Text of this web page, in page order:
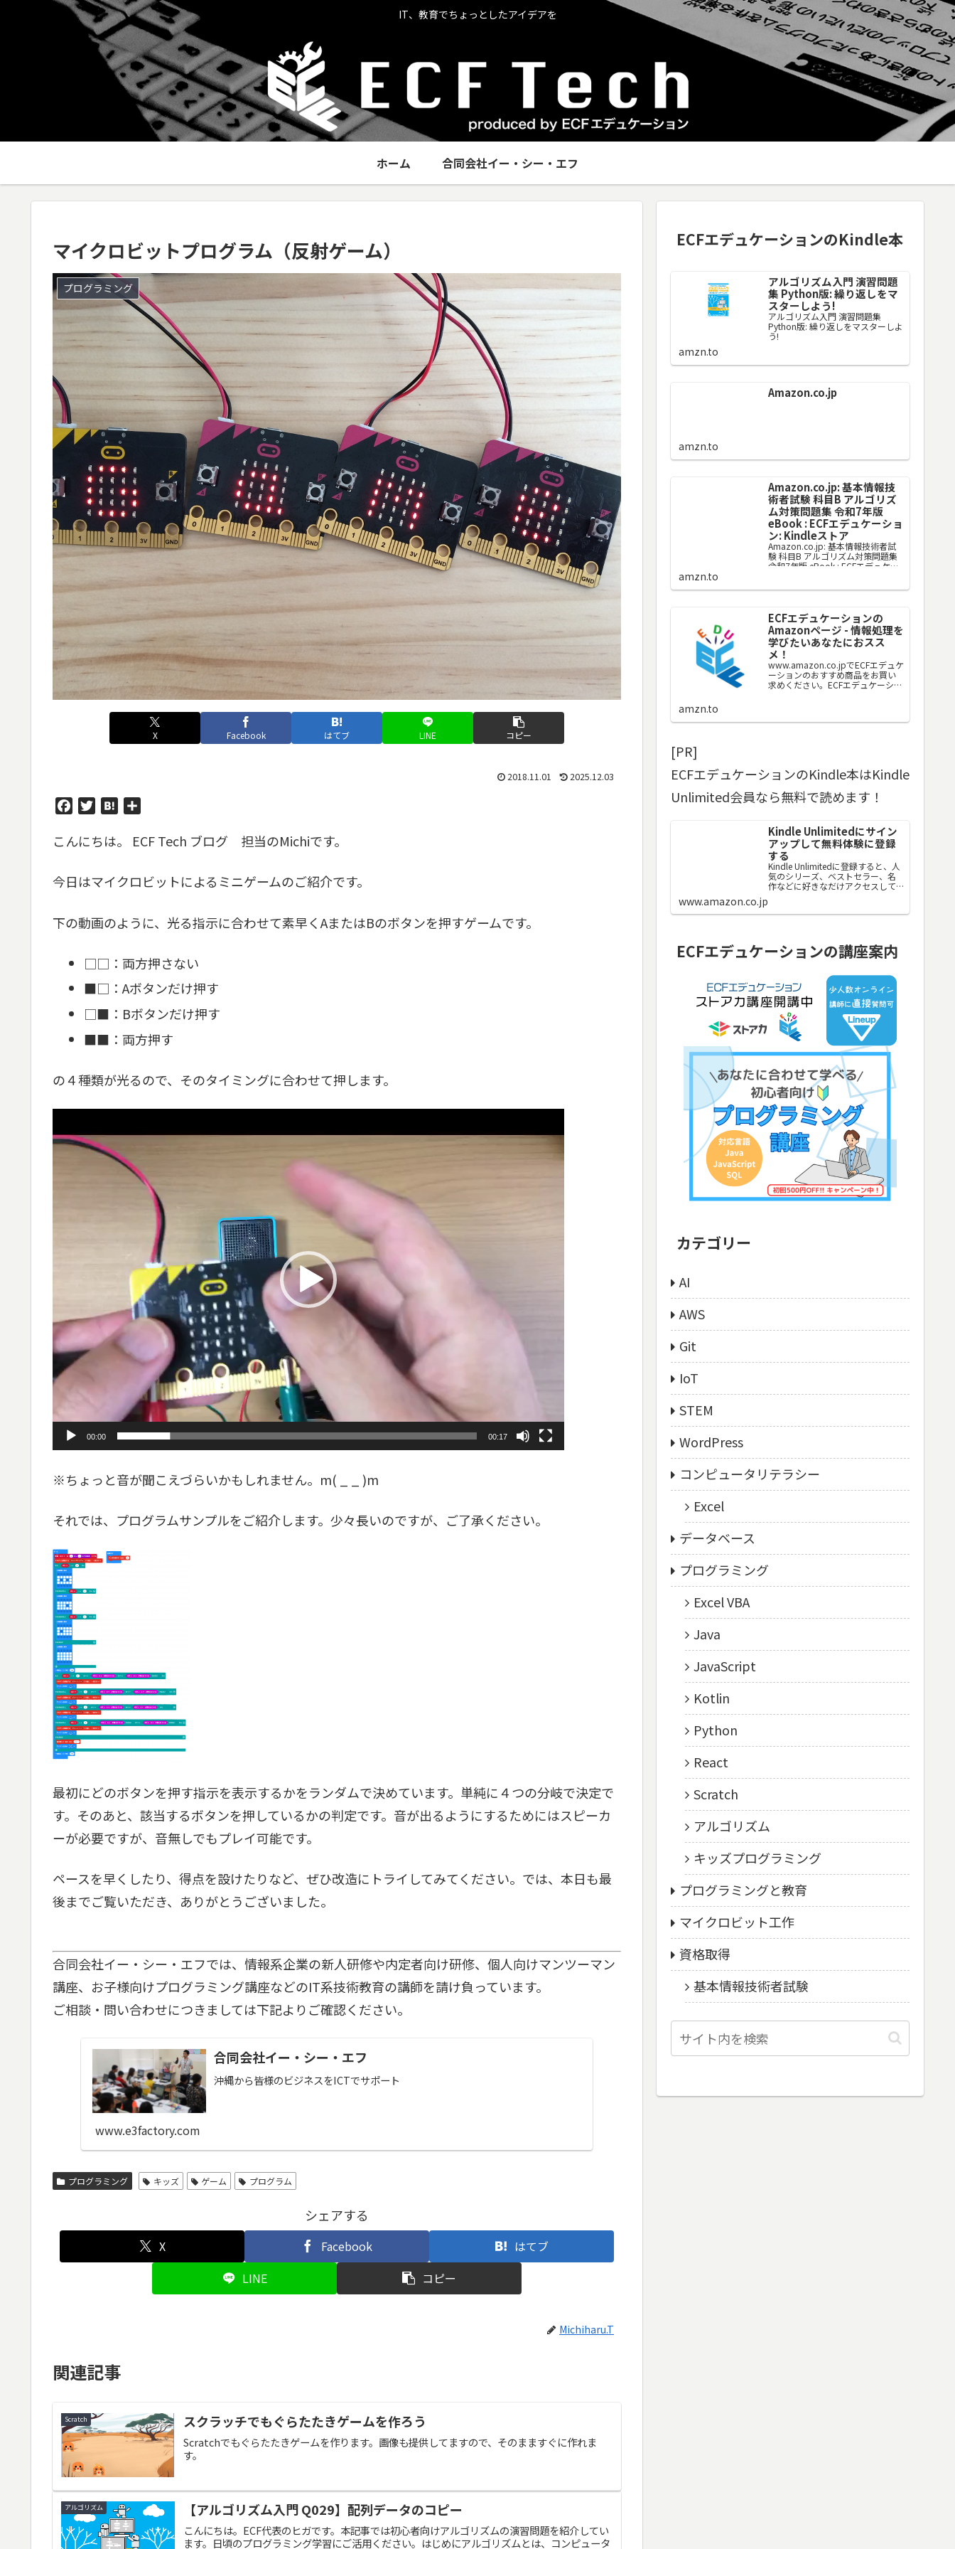
IT、教育でちょっとしたアイデアを
ホーム 合同会社イー・シー・エフ
マイクロビットプログラム（反射ゲーム）
プログラミング
X Facebook はてブ LINE コピー
2018.11.01 2025.12.03
c
b
o
k
i
t
e
t
n
a
こんにちは。 ECF Tech ブログ 担当のMichiです。
今日はマイクロビットによるミニゲームのご紹介です。
下の動画のように、光る指示に合わせて素早くAまたはBのボタンを押すゲームです。
□□：両方押さない
■□：Aボタンだけ押す
□■：Bボタンだけ押す
■■：両方押す
の４種類が光るので、そのタイミングに合わせて押します。
画
00:00 00:17
※ちょっと音が聞こえづらいかもしれません。m( _ _ )m
それでは、プログラムサンプルをご紹介します。少々長いのですが、ご了承ください。
最初にどのボタンを押す指示を表示するかをランダムで決めています。単純に４つの分岐で決定で
す。そのあと、該当するボタンを押しているかの判定です。音が出るようにするためにはスピーカ
ーが必要ですが、音無しでもプレイ可能です。
ペースを早くしたり、得点を設けたりなど、ぜひ改造にトライしてみてください。では、本日も最
後までご覧いただき、ありがとうございました。
合同会社イー・シー・エフでは、情報系企業の新人研修や内定者向け研修、個人向けマンツーマン
講座、お子様向けプログラミング講座などのIT系技術教育の講師を請け負っています。
ご相談・問い合わせにつきましては下記よりご確認ください。
合同会社イー・シー・エフ
沖縄から皆様のビジネスをICTでサポート
www.e3factory.com
プログラミング キッズ ゲーム プログラム
シェアする
X Facebook
はてブ
LINE
コピー
Michiharu.T
関連記事
Scratch スクラッチでもぐらたたきゲームを作ろう
Scratchでもぐらたたきゲームを作ります。画像も提供してますので、そのまますぐに作れま
す。
アルゴリズム 【アルゴリズム入門 Q029】配列データのコピー
こんにちは。ECF代表のヒガです。本記事では初心者向けアルゴリズムの演習問題を紹介してい
ます。日頃のプログラミング学習にご活用ください。はじめにアルゴリズムとは、コンピュータ
ECFエデュケーションのKindle本
アルゴリズム入門 演習問題
集 Python版: 繰り返しをマ
スターしよう!
アルゴリズム入門 演習問題集
Python版: 繰り返しをマスターしよ
う!
amzn.to
Amazon.co.jp
amzn.to
Amazon.co.jp: 基本情報技
術者試験 科目B アルゴリズ
ム対策問題集 令和7年版
eBook : ECFエデュケーショ
ン: Kindleストア
Amazon.co.jp: 基本情報技術者試
験 科目B アルゴリズム対策問題集
令和7年版 eBook : ECFエデュケー
amzn.to
ECFエデュケーションの
Amazonページ - 情報処理を
学びたいあなたにおスス
メ！
www.amazon.co.jpでECFエデュケ
ーションのおすすめ商品をお買い
求めください。ECFエデュケーショ
amzn.to
[PR]
ECFエデュケーションのKindle本はKindle
Unlimited会員なら無料で読めます！
Kindle Unlimitedにサイン
アップして無料体験に登録
する
Kindle Unlimitedに登録すると、人
気のシリーズ、ベストセラー、名
作などに好きなだけアクセスして、
www.amazon.co.jp
ECFエデュケーションの講座案内
カテゴリー
AI
AWS
Git
IoT
STEM
WordPress
コンピュータリテラシー
Excel
データベース
プログラミング
Excel VBA
Java
JavaScript
Kotlin
Python
React
Scratch
アルゴリズム
キッズプログラミング
プログラミングと教育
マイクロビット工作
資格取得
基本情報技術者試験